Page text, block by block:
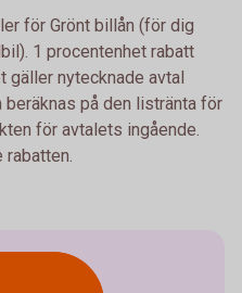
för Grönt billån (för dig
1 procentenhet rabatt
gäller nytecknade avtal
på den listränta för
för avtalets ingående.
rabatten.